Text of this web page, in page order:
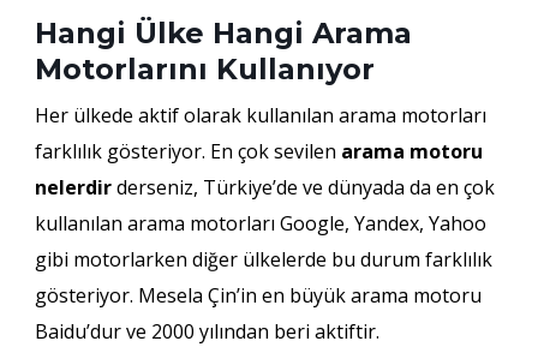
Hangi Ülke Hangi Arama
Motorlarını Kullanıyor
Her ülkede aktif olarak kullanılan arama motorları
farklılık gösteriyor. En çok sevilen arama motoru
nelerdirderseniz, Türkiye’de ve dünyada da en çok
kullanılan arama motorları Google, Yandex, Yahoo
gibi motorlarken diğer ülkelerde bu durum farklılık
gösteriyor. Mesela Çin’in en büyük arama motoru
Baidu’dur ve 2000 yılından beri aktiftir.